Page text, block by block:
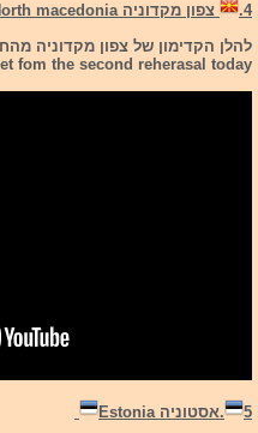
4.
צפון מקדוניה North macedonia
fom the second reherasal today
5 .אסטוניה Estonia